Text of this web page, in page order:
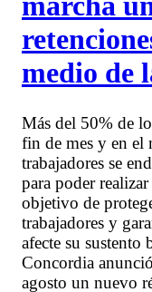
medio de
Más del 50% de
fin de mes y en el
trabajadores se
para poder
objetivo de
trabajadores y
afecte su
Concordia
agosto un nuevo